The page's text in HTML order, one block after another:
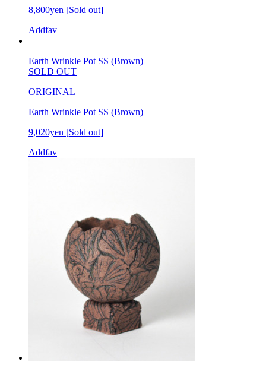
8,800yen [Sold out]
Addfav
Earth Wrinkle Pot SS (Brown)
SOLD OUT
ORIGINAL
Earth Wrinkle Pot SS (Brown)
9,020yen [Sold out]
Addfav